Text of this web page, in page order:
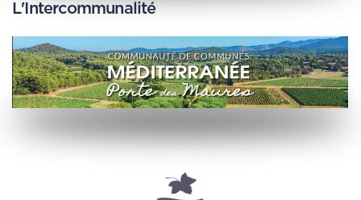
L'Intercommunalité